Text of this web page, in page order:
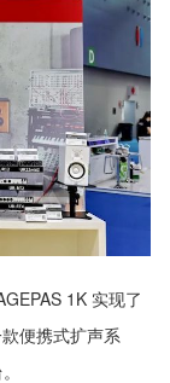
1K 实现了
便携式扩声系